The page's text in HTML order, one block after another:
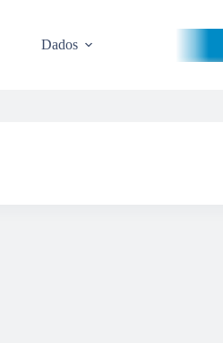
Dados